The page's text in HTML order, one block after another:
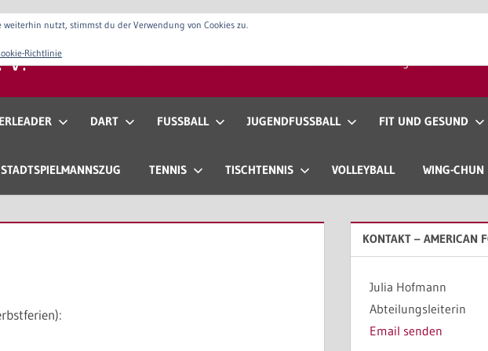
Verein Vorstand Anfahrt & Kontakt Mitgliedschaft
DART FUSSBALL JUGENDFUSSBALL FIT UND GESUND
STADTSPIELMANNSZUG TENNIS TISCHTENNIS VOLLEYBALL WING-
KONTAKT – AMERICAN
Julia Hofmann
Abteilungsleiterin
Email senden
weiterhin nutzt, stimmst du der Verwendung von Cookies zu.
Richtlinie